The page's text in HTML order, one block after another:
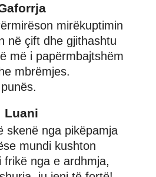
mirëkuptimin
në çift dhe gjithashtu
më i papërmbajtshëm
mbrëmjes.
Luani
skenë nga pikëpamja
mundi kushton
nga e ardhmja,